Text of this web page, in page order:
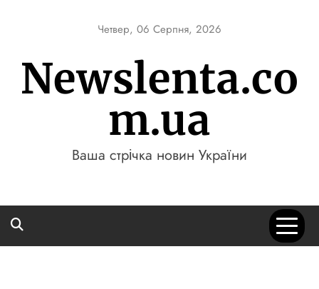
Четвер, 06 Серпня, 2026
Newslenta.co
m.ua
Ваша стрічка новин України